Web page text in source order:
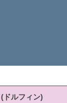
(ドルフィン)